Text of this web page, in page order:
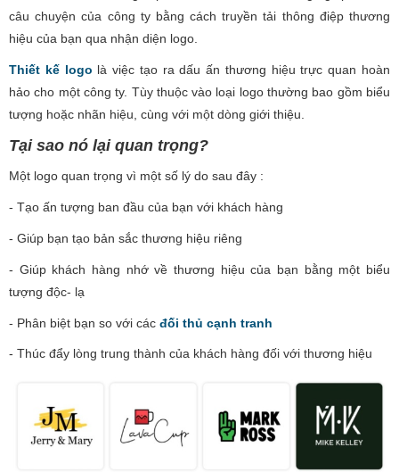
câu chuyện của công ty bằng cách truyền tải thông điệp thương
hiệu của bạn qua nhận diện logo.
Thiết kế logo là việc tạo ra dấu ấn thương hiệu trực quan hoàn
hảo cho một công ty. Tùy thuộc vào loại logo thường bao gồm biểu
tượng hoặc nhãn hiệu, cùng với một dòng giới thiệu.
Tại sao nó lại quan trọng?
Một logo quan trọng vì một số lý do sau đây :
- Tạo ấn tượng ban đầu của bạn với khách hàng
- Giúp bạn tạo bản sắc thương hiệu riêng
- Giúp khách hàng nhớ về thương hiệu của bạn bằng một biểu
tượng độc- lạ
- Phân biệt bạn so với các đối thủ cạnh tranh
- Thúc đẩy lòng trung thành của khách hàng đối với thương hiệu